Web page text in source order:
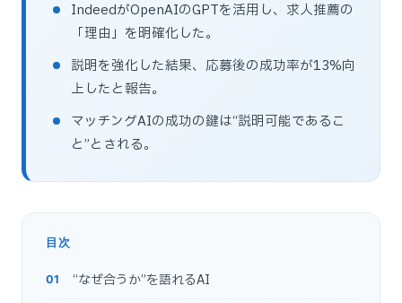
IndeedがOpenAIのGPTを活用し、求人推薦の
「理由」を明確化した。
説明を強化した結果、応募後の成功率が13%向
上したと報告。
マッチングAIの成功の鍵は“説明可能であるこ
と”とされる。
目次
“なぜ合うか”を語れるAI